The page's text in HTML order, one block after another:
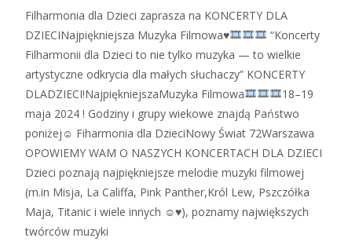
Filharmonia dla Dzieci zaprasza na KONCERTY DLA
DZIECINajpiękniejsza Muzyka Filmowa♥
“Koncerty
Filharmonii dla Dzieci to nie tylko muzyka — to wielkie
artystyczne odkrycia dla małych słuchaczy” KONCERTY
DLADZIECI!NajpiękniejszaMuzyka Filmowa
18–19
maja 2024 ! Godziny i grupy wiekowe znajdą Państwo
poniżej☺ Fiharmonia dla DzieciNowy Świat 72Warszawa
OPOWIEMY WAM O NASZYCH KONCERTACH DLA DZIECI
Dzieci poznają najpiękniejsze melodie muzyki filmowej
(m.in Misja, La Califfa, Pink Panther,Król Lew, Pszczółka
Maja, Titanic i wiele innych ☺♥), poznamy największych
twórców muzyki